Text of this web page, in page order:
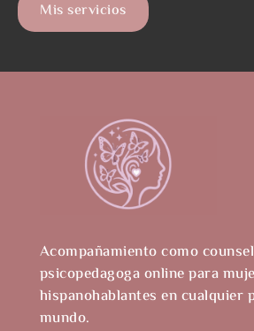
Mis servicios
Acompañamiento como
psicopedagoga online para
hispanohablantes en cualquier
mundo.